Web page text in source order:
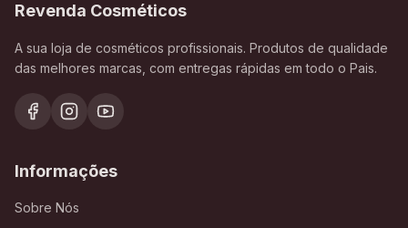
Revenda Cosméticos
A sua loja de cosméticos profissionais. Produtos de qualidade
das melhores marcas, com entregas rápidas em todo o Pais.
Informações
Sobre Nós